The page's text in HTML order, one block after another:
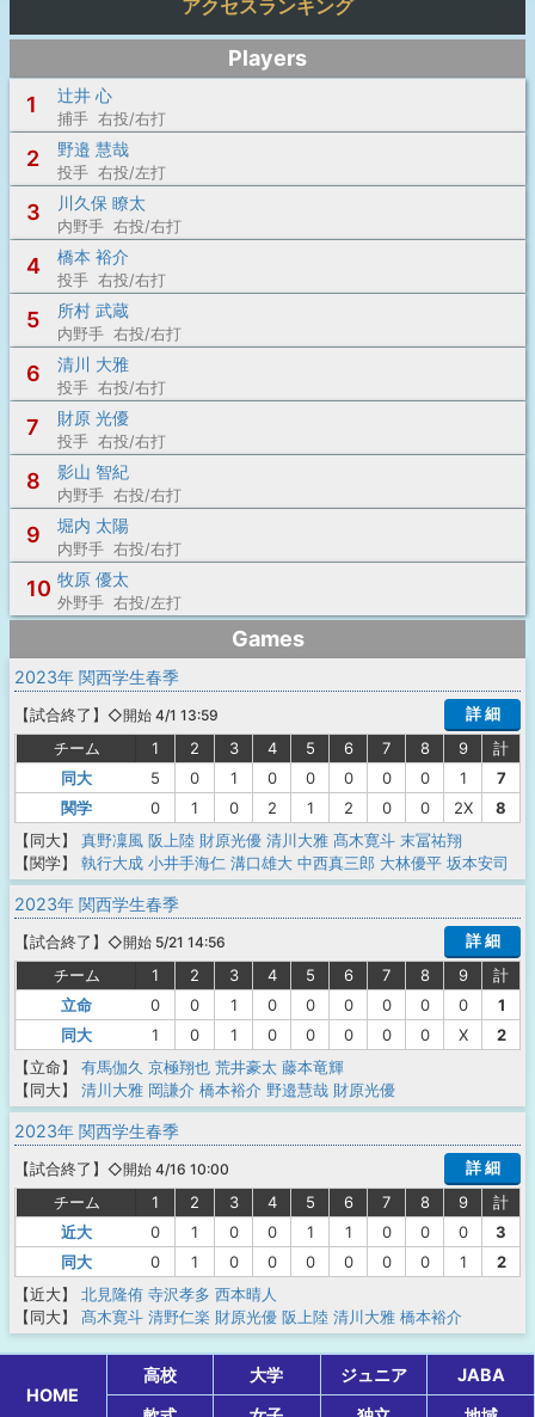
アクセスランキング
Players
1
辻井 心
捕手 右投/右打
2 野邉 慧哉
投手 右投/左打
3 川久保 瞭太
内野手 右投/右打
4 橋本 裕介
投手 右投/右打
5 所村 武蔵
内野手 右投/右打
6 清川 大雅
投手 右投/右打
7 財原 光優
投手 右投/右打
8 影山 智紀
内野手 右投/右打
9 堀内 太陽
内野手 右投/右打
10 牧原 優太
外野手 右投/左打
Games
2023年 関西学生春季
【試合終了 】 ◇開始 4/1 13:59
詳 細
チーム
1 2 3 4 5 6 7 8 9
計
同大
5 0 1 0 0 0 0 0 1
7
関学
0 1 0 2 1 2 0 0 2X
8
【同大】
真野凜風 阪上陸 財原光優 清川大雅 髙木寛斗 末冨祐翔
【関学】
執行大成 小井手海仁 溝口雄大 中西真三郎 大林優平 坂本安司
2023年 関西学生春季
【試合終了 】 ◇開始 5/21 14:56
詳 細
チーム
1 2 3 4 5 6 7 8 9
計
立命
0 0 1 0 0 0 0 0 0
1
同大
1 0 1 0 0 0 0 0 X
2
【立命】
有馬伽久 京極翔也 荒井豪太 藤本竜輝
【同大】
清川大雅 岡謙介 橋本裕介 野邉慧哉 財原光優
2023年 関西学生春季
【試合終了 】 ◇開始 4/16 10:00
詳 細
チーム
1 2 3 4 5 6 7 8 9
計
近大
0 1 0 0 1 1 0 0 0
3
同大
0 1 0 0 0 0 0 0 1
2
【近大】
北見隆侑 寺沢孝多 西本晴人
【同大】
髙木寛斗 清野仁楽 財原光優 阪上陸 清川大雅 橋本裕介
HOME
高校 大学 ジュニア
JABA